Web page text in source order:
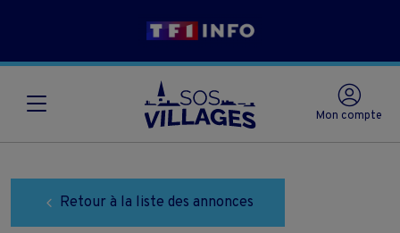
Mon compte
Retour à la liste des annonces